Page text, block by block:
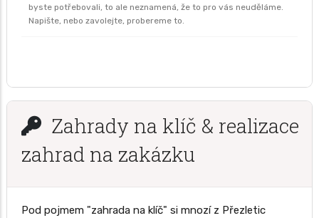
byste potřebovali, to ale neznamená, že to pro vás neuděláme.
Napište, nebo zavolejte, probereme to.
Zahrady na klíč & realizace
zahrad na zakázku
Pod pojmem "zahrada na klíč" si mnozí z Přezletic